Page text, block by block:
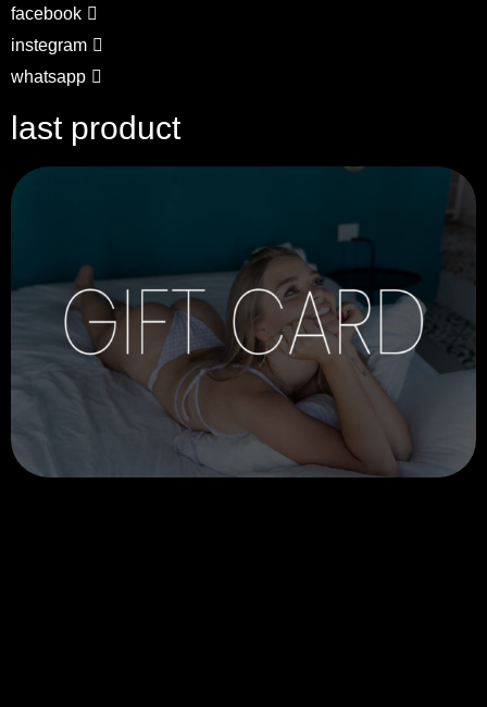
facebook
instegram
whatsapp
last product